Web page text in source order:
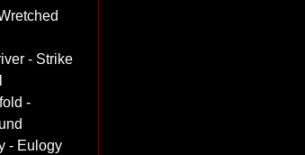
- Strike
-
- Eulogy